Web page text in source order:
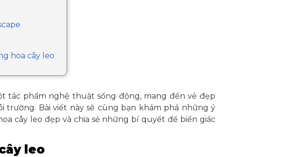
hoa cây leo
tác phẩm nghệ thuật sống động, mang đến vẻ đẹp
trường. Bài viết này sẽ cùng bạn khám phá những ý
cây leo đẹp và chia sẻ những bí quyết để biến giấc
leo